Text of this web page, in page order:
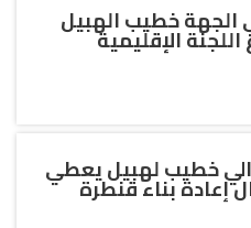
الجهة خطيب الهبيل
الإقليمية
خطيب لهبيل يعطي
إعادة بناء قنطرة